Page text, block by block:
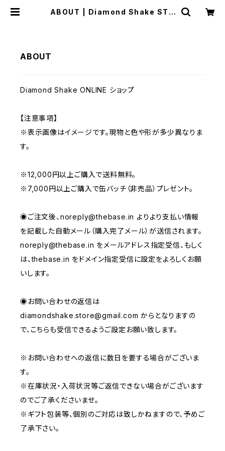
ABOUT | Diamond Shake STO
ABOUT
Diamond Shake ONLINE ショップ
【注意事項】
※表示画像はイメージです。現物と色や形が多少異なりま
す。
※12,000円以上ご購入で送料無料。
※7,000円以上ご購入で缶バッチ（非売品）プレゼント。
◉ご注文後、 noreply@thebase.in よりより支払い情報
を記載した自動メール（購入完了メール）が送信されます。
noreply@thebase.in をメールアドレス指定受信、もしく
は、thebase.in をドメイン指定受信に設定をよろしくお願
いします。
◉お問い合わせの返信は
diamondshake.store@gmail.com からとなりますの
で、こちらも受信できるようご設定お願い致します。
※お問い合わせへの返信に数日を要する場合がございま
す。
※在庫状況・入荷状況等ご返信できない場合がございます
のでご了承くださいませ。
※ギフト包装等、個別のご対応は致しかねますので、予めご
了承下さい。